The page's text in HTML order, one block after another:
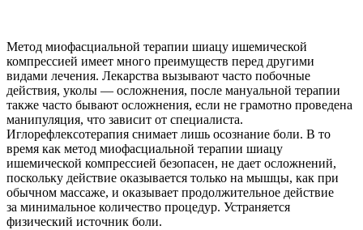
Метод миофасциальной терапии шиацу ишемической
компрессией имеет много преимуществ перед другими
видами лечения. Лекарства вызывают часто побочные
действия, уколы — осложнения, после мануальной терапии
также часто бывают осложнения, если не грамотно проведена
манипуляция, что зависит от специалиста.
Иглорефлексотерапия снимает лишь осознание боли. В то
время как метод миофасциальной терапии шиацу
ишемической компрессией безопасен, не дает осложнений,
поскольку действие оказывается только на мышцы, как при
обычном массаже, и оказывает продолжительное действие
за минимальное количество процедур. Устраняется
физический источник боли.